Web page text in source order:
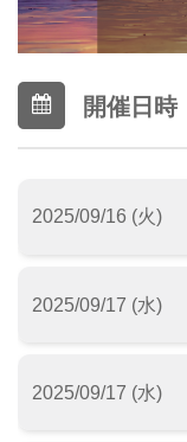
開催日時
2025/09/16 (火)
2025/09/17 (水)
2025/09/17 (水)